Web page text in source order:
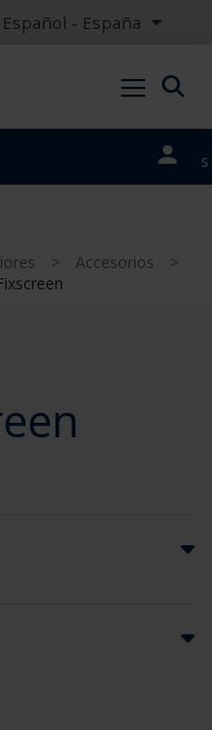
Español - España
portales
> Accesorios
>